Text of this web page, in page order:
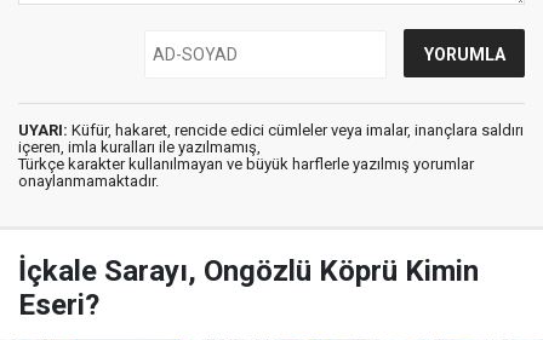
UYARI: Küfür, hakaret, rencide edici cümleler veya imalar, inançlara saldırı
içeren, imla kuralları ile yazılmamış,
Türkçe karakter kullanılmayan ve büyük harflerle yazılmış yorumlar
onaylanmamaktadır.
İçkale Sarayı, Ongözlü Köprü Kimin
Eseri?